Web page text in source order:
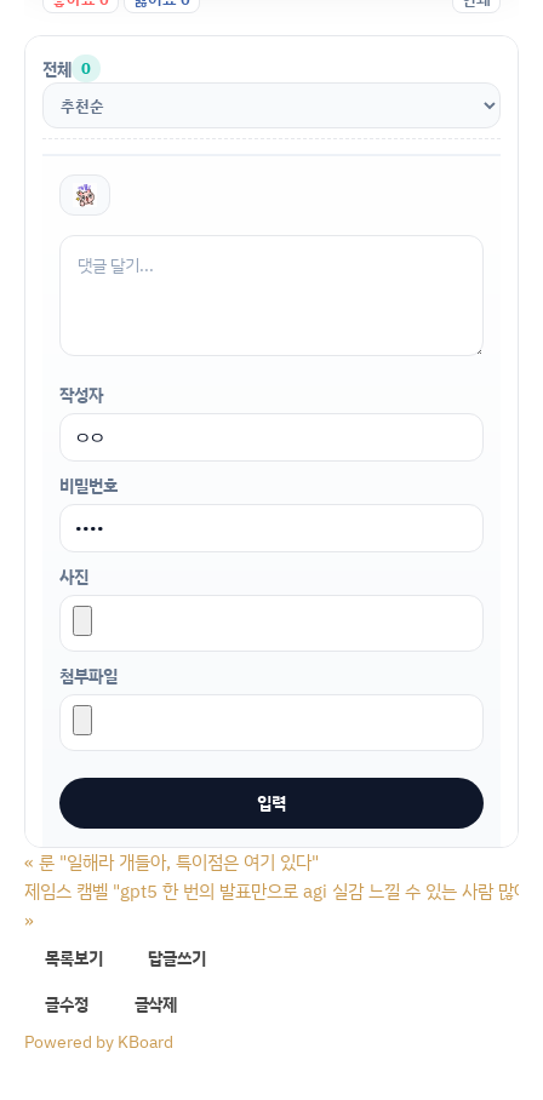
전체 0
작성자
비밀번호
사진
첨부파일
« 룬 "일해라 개들아, 특이점은 여기 있다"
제임스 캠벨 "gpt5 한 번의 발표만으로 agi 실감 느낄 수 있는 사람 많아"
»
목록보기
답글쓰기
글수정
글삭제
Powered by KBoard